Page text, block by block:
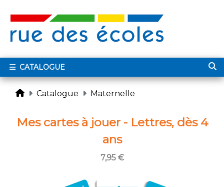
CATALOGUE
Catalogue Maternelle
Mes cartes à jouer - Lettres, dès 4
ans
7,95 €